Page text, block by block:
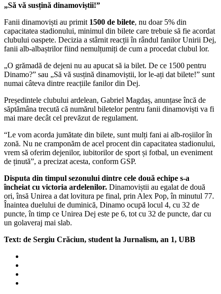
„Să vă susțină dinamoviștii!”
Fanii dinamoviști au primit 1500 de bilete, nu doar 5% din
capacitatea stadionului, minimul din bilete care trebuie să fie acordat
clubului oaspete. Decizia a stârnit reacții în rândul fanilor Unirii Dej,
fanii alb-albaștrilor fiind nemulțumiți de cum a procedat clubul lor.
„O grămadă de dejeni nu au apucat să ia bilet. De ce 1500 pentru
Dinamo?” sau „Să vă susțină dinamoviștii, lor le-ați dat bilete!” sunt
numai câteva dintre reacțiile fanilor din Dej.
Președintele clubului ardelean, Gabriel Magdaș, anunțase încă de
săptămâna trecută că numărul biletelor pentru fanii dinamoviști va fi
mai mare decât cel prevăzut de regulament.
“Le vom acorda jumătate din bilete, sunt mulți fani ai alb-roșiilor în
zonă. Nu ne cramponăm de acel procent din capacitatea stadionului,
vrem să oferim dejenilor, iubitorilor de sport și fotbal, un eveniment
de ținută”, a precizat acesta, conform GSP.
Disputa din timpul sezonului dintre cele două echipe s-a
încheiat cu victoria ardelenilor. Dinamoviștii au egalat de două
ori, însă Unirea a dat lovitura pe final, prin Alex Pop, în minutul 77.
Înaintea duelului de duminică, Dinamo ocupă locul 4, cu 32 de
puncte, în timp ce Unirea Dej este pe 6, tot cu 32 de puncte, dar cu
un golaveraj mai slab.
Text: de Sergiu Crăciun, student la Jurnalism, an 1, UBB